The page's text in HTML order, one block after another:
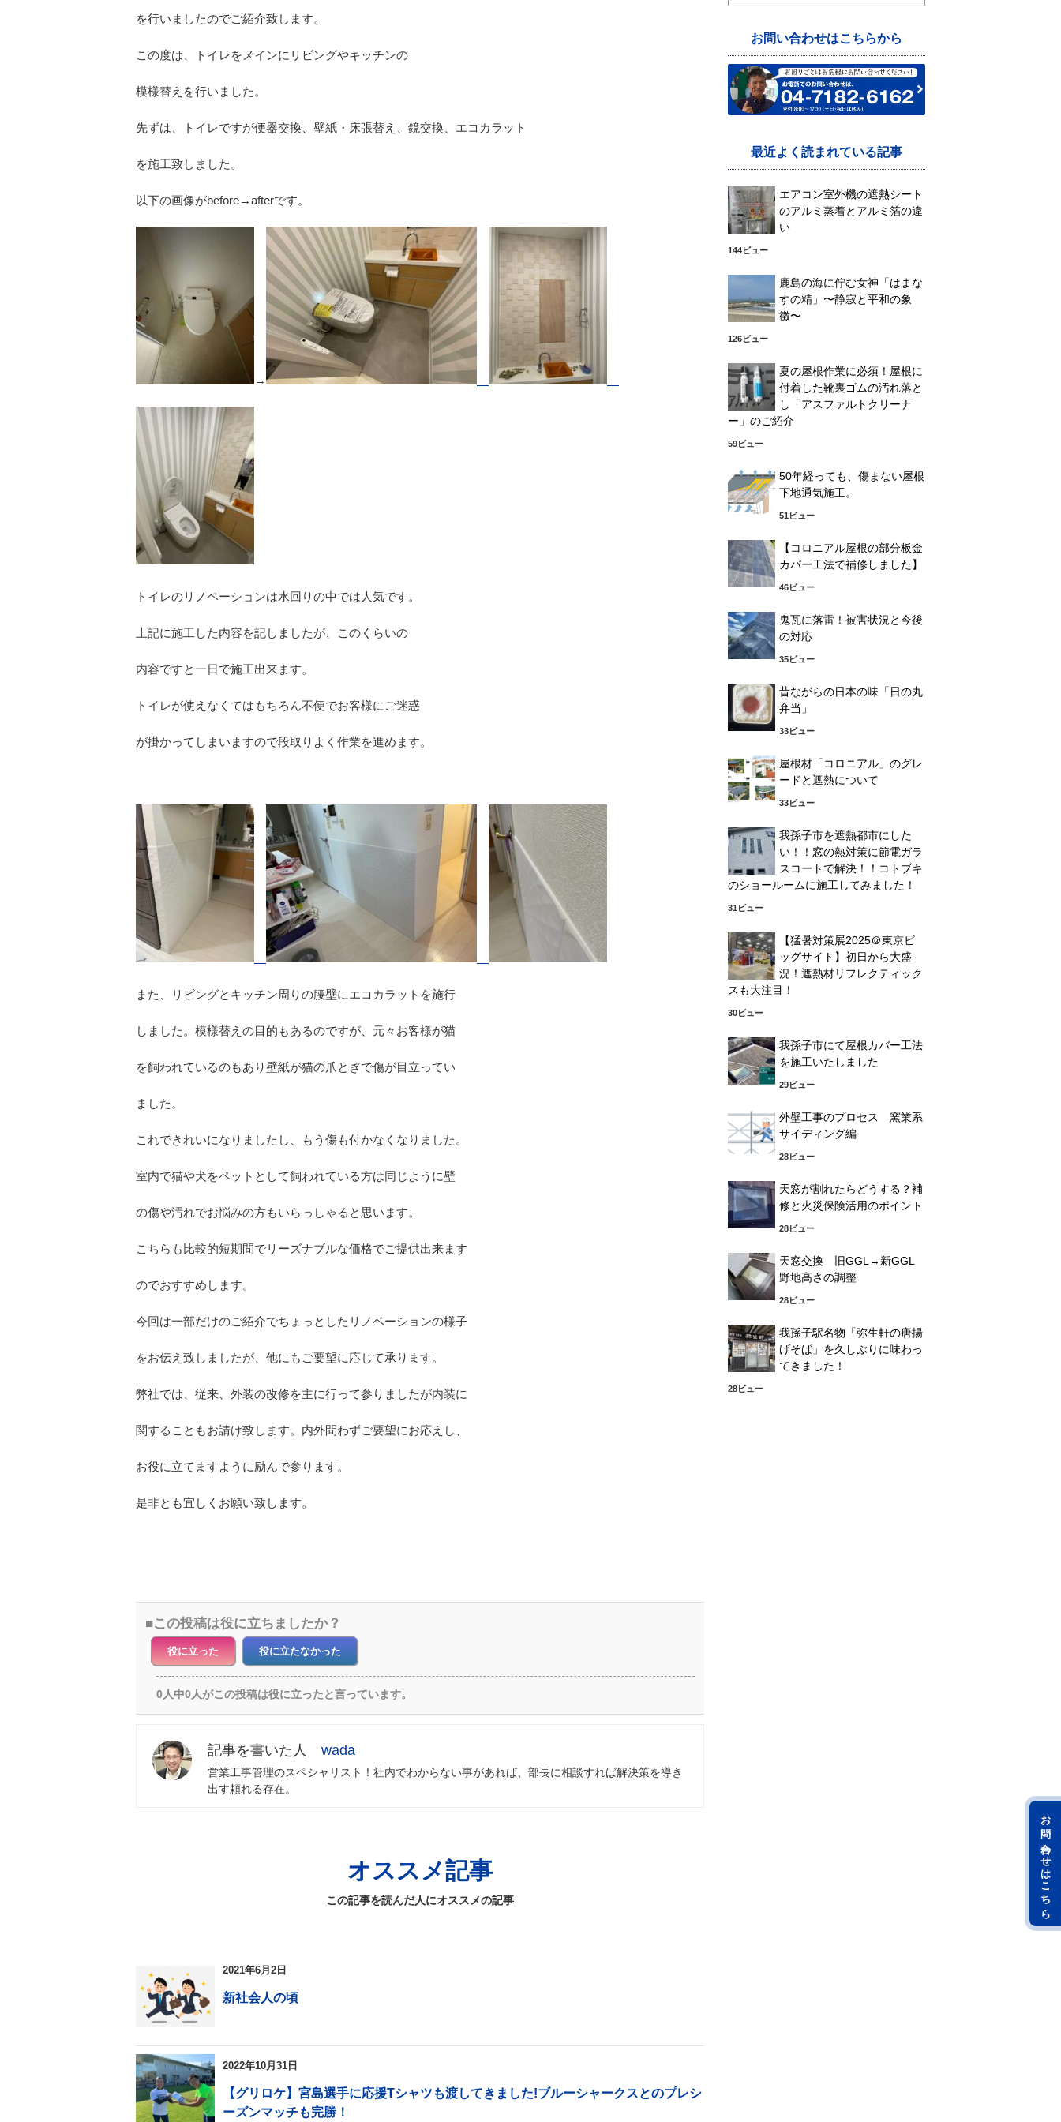
お問い合わせはこちら
を行いましたのでご紹介致します。
この度は、トイレをメインにリビングやキッチンの
模様替えを行いました。
先ずは、トイレですが便器交換、壁紙・床張替え、鏡交換、エコカラット
を施工致しました。
以下の画像がbefore→afterです。
→
トイレのリノベーションは水回りの中では人気です。
上記に施工した内容を記しましたが、このくらいの
内容ですと一日で施工出来ます。
トイレが使えなくてはもちろん不便でお客様にご迷惑
が掛かってしまいますので段取りよく作業を進めます。
また、リビングとキッチン周りの腰壁にエコカラットを施行
しました。模様替えの目的もあるのですが、元々お客様が猫
を飼われているのもあり壁紙が猫の爪とぎで傷が目立ってい
ました。
これできれいになりましたし、もう傷も付かなくなりました。
室内で猫や犬をペットとして飼われている方は同じように壁
の傷や汚れでお悩みの方もいらっしゃると思います。
こちらも比較的短期間でリーズナブルな価格でご提供出来ます
のでおすすめします。
今回は一部だけのご紹介でちょっとしたリノベーションの様子
をお伝え致しましたが、他にもご要望に応じて承ります。
弊社では、従来、外装の改修を主に行って参りましたが内装に
関することもお請け致します。内外問わずご要望にお応えし、
お役に立てますように励んで参ります。
是非とも宜しくお願い致します。
この投稿は役に立ちましたか？
役に立った 役に立たなかった
0人中0人がこの投稿は役に立ったと言っています。
wada
営業工事管理のスペシャリスト！社内でわからない事があれば、部長に相談すれば解決策を導き
出す頼れる存在。
オススメ記事
この記事を読んだ人にオススメの記事
2021年6月2日
新社会人の頃
2022年10月31日
【グリロケ】宮島選手に応援Tシャツも渡してきました!ブルーシャークスとのプレシ
ーズンマッチも完勝！
索:
お問い合わせはこちらから
最近よく読まれている記事
エアコン室外機の遮熱シート
のアルミ蒸着とアルミ箔の違
い
144ビュー
鹿島の海に佇む女神「はまな
すの精」〜静寂と平和の象
徴〜
126ビュー
夏の屋根作業に必須！屋根に
付着した靴裏ゴムの汚れ落と
し「アスファルトクリーナ
ー」のご紹介
59ビュー
50年経っても、傷まない屋根
下地通気施工。
51ビュー
【コロニアル屋根の部分板金
カバー工法で補修しました】
46ビュー
鬼瓦に落雷！被害状況と今後
の対応
35ビュー
昔ながらの日本の味「日の丸
弁当」
33ビュー
屋根材「コロニアル」のグレ
ードと遮熱について
33ビュー
我孫子市を遮熱都市にした
い！！窓の熱対策に節電ガラ
スコートで解決！！コトブキ
のショールームに施工してみました！
31ビュー
【猛暑対策展2025＠東京ビ
ッグサイト】初日から大盛
況！遮熱材リフレクティック
スも大注目！
30ビュー
我孫子市にて屋根カバー工法
を施工いたしました
29ビュー
外壁工事のプロセス 窯業系
サイディング編
28ビュー
天窓が割れたらどうする？補
修と火災保険活用のポイント
28ビュー
天窓交換 旧GGL→新GGL
野地高さの調整
28ビュー
我孫子駅名物「弥生軒の唐揚
げそば」を久しぶりに味わっ
てきました！
28ビュー